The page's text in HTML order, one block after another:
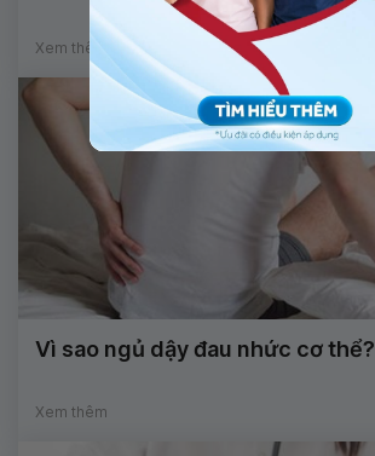
Xem thêm
Vì sao ngủ dậy đau nhức cơ thể?
Xem thêm